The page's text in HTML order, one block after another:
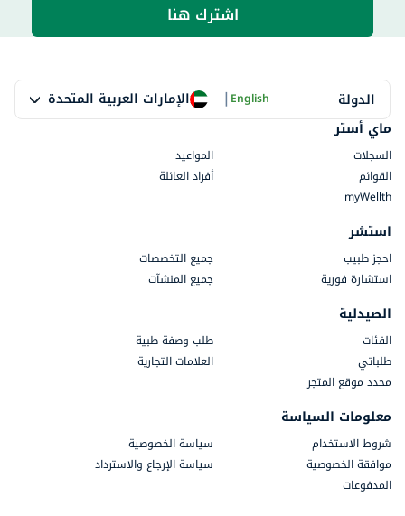
اشترك هنا
الدولة الإمارات العربية المتحدة |English
ماي أستر
السجلات
المواعيد
القوائم
أفراد العائلة
myWellth
استشر
احجز طبيب
جميع التخصصات
استشارة فورية
جميع المنشآت
الصيدلية
الفئات
طلب وصفة طبية
طلباتي
العلامات التجارية
محدد موقع المتجر
معلومات السياسة
شروط الاستخدام
سياسة الخصوصية
موافقة الخصوصية
سياسة الإرجاع والاسترداد
المدفوعات